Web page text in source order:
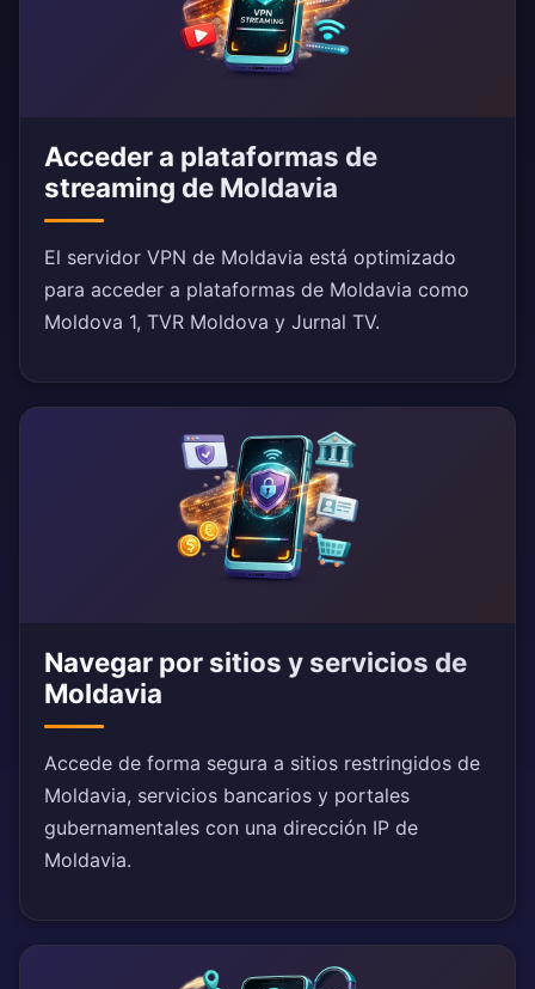
Acceder a plataformas de
streaming de Moldavia
El servidor VPN de Moldavia está optimizado
para acceder a plataformas de Moldavia como
Moldova 1, TVR Moldova y Jurnal TV.
Navegar por sitios y servicios de
Moldavia
Accede de forma segura a sitios restringidos de
Moldavia, servicios bancarios y portales
gubernamentales con una dirección IP de
Moldavia.